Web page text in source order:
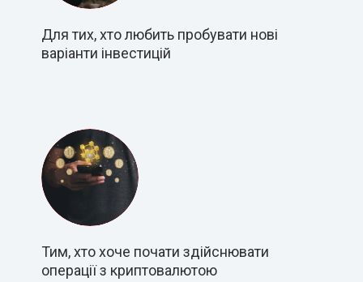
Для тих, хто любить пробувати нові
варіанти інвестицій
Тим, хто хоче почати здійснювати
операції з криптовалютою